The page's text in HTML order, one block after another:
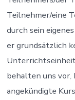
Teilnehmer/eine
durch sein
er grundsätzlich
behalten uns
angekündigte